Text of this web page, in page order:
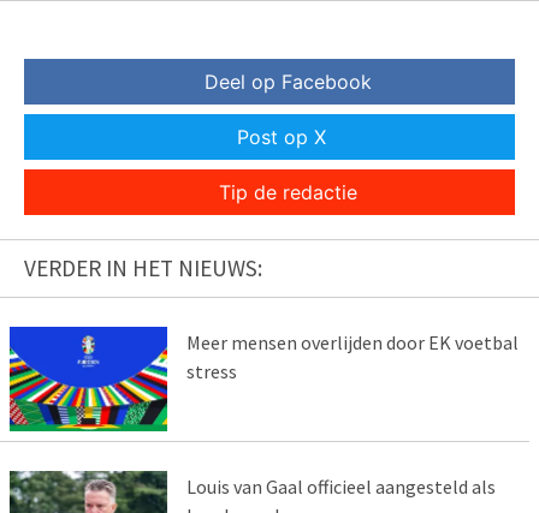
Deel op Facebook
Post op X
Tip de redactie
VERDER IN HET NIEUWS:
Meer mensen overlijden door EK voetbal
stress
Louis van Gaal officieel aangesteld als